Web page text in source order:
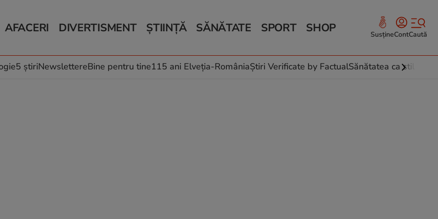
AFACERI
Auto
Locuri de muncă
DIVERTISMENT
Horoscop
Muzică și Filme
ȘTIINȚĂ
Schimbări climatice
SĂNĂTATE
Relații
Rețete culinare
SPORT SHOP SusțineContCaută
5 știriNewslettereBine pentru tine115 ani Elveția-RomâniaȘtiri Verificate by FactualSănătatea ca stil de